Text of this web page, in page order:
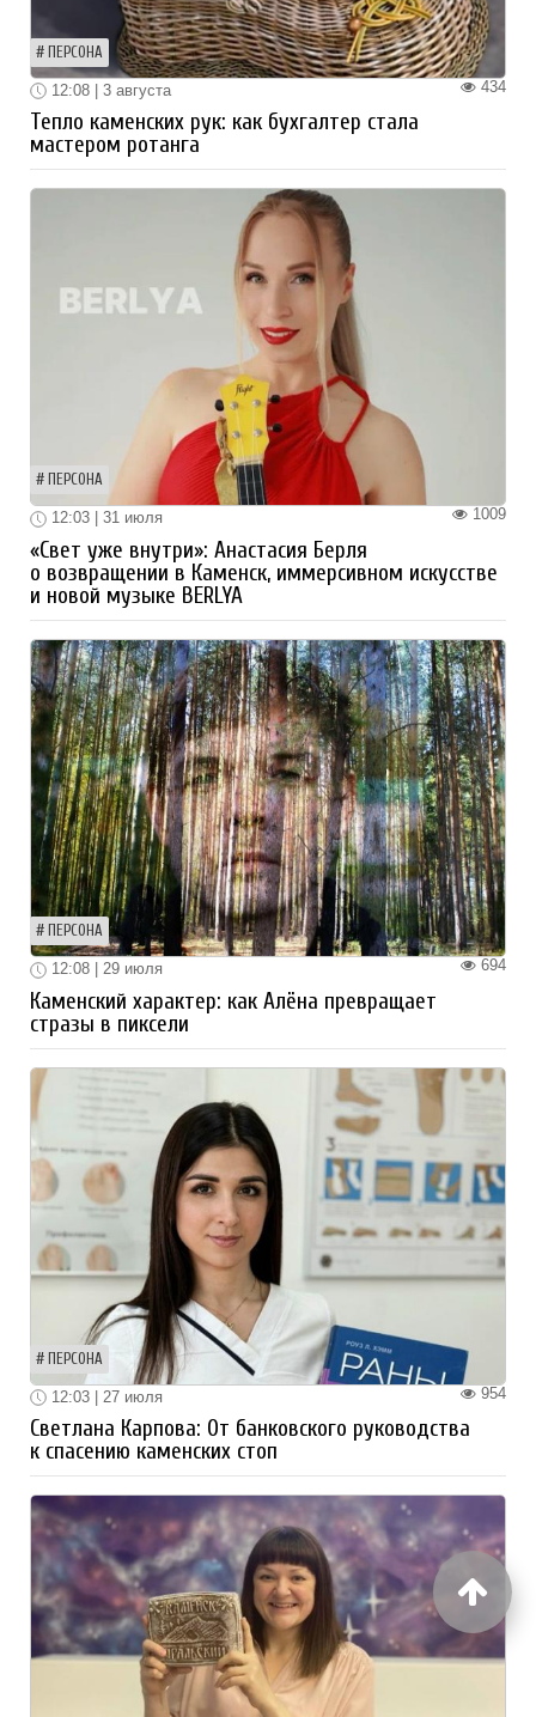
ПЕРСОНА
434
12:08 | 3 августа
Тепло каменских рук: как бухгалтер стала
мастером ротанга
ПЕРСОНА
1009
12:03 | 31 июля
«Свет уже внутри»: Анастасия Берля
о возвращении в Каменск, иммерсивном искусстве
и новой музыке BERLYA
ПЕРСОНА
694
12:08 | 29 июля
Каменский характер: как Алёна превращает
стразы в пиксели
ПЕРСОНА
954
12:03 | 27 июля
Светлана Карпова: От банковского руководства
к спасению каменских стоп